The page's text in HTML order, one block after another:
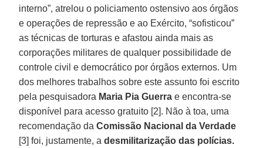
interno”, atrelou o policiamento ostensivo aos órgãos
e operações de repressão e ao Exército, “sofisticou”
as técnicas de torturas e afastou ainda mais as
corporações militares de qualquer possibilidade de
controle civil e democrático por órgãos externos. Um
dos melhores trabalhos sobre este assunto foi escrito
pela pesquisadora Maria Pia Guerra e encontra-se
disponível para acesso gratuito [2]. Não à toa, uma
recomendação daComissão Nacional da Verdade
[3] foi, justamente, adesmilitarização das polícias.